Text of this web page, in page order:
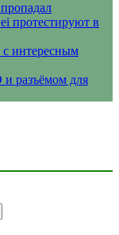
протестируют в
с интересным
и разъёмом для